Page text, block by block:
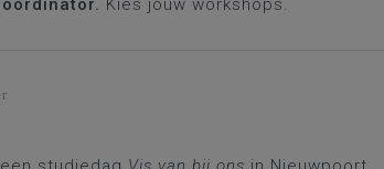
Kies jouw workshops.